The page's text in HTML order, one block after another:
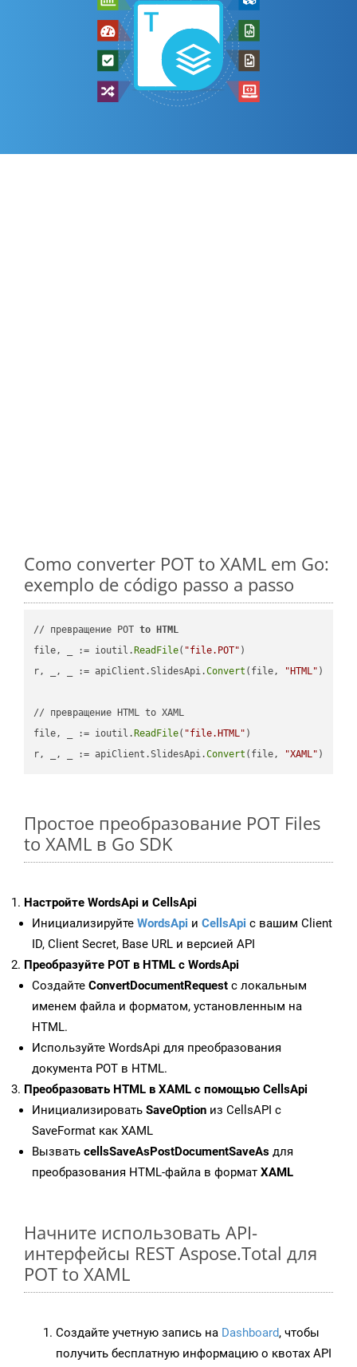
Como converter POT to XAML em Go:
exemplo de código passo a passo
// превращение POT to
HTML
file, _ := ioutil. ReadFile( "file.POT" )
r, _, _ := apiClient.SlidesApi.Convert (file, "HTML" )
// превращение HTML to XAML
file, _ := ioutil. ReadFile( "file.HTML" )
r, _, _ := apiClient.SlidesApi.Convert (file, "XAML"
Простое преобразование POT Files
to XAML в Go SDK
Настройте WordsApi и CellsApi
Инициализируйте WordsApi и CellsApi с вашим Client
ID, Client Secret, Base URL и версией API
Преобразуйте POT в HTML с WordsApi
Создайте ConvertDocumentRequest с локальным
именем файла и форматом, установленным на
HTML.
Используйте WordsApi для преобразования
документа POT в HTML.
Преобразовать HTML в XAML с помощью CellsApi
Инициализировать SaveOption из CellsAPI с
SaveFormat как XAML
Вызвать cellsSaveAsPostDocumentSaveAs для
преобразования HTML-файла в формат XAML
Начните использовать API-
интерфейсы REST Aspose.Total для
POT to XAML
Создайте учетную запись на Dashboard, чтобы
получить бесплатную информацию о квотах API